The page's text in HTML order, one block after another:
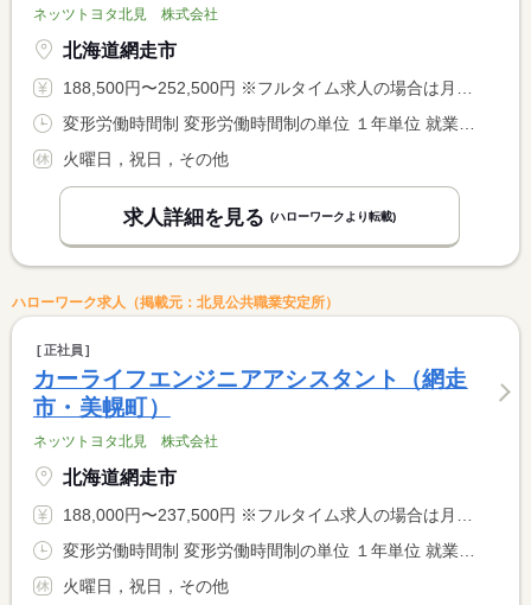
ネッツトヨタ北見 株式会社
北海道網走市
188,500円〜252,500円 ※フルタイム求人の場合は月額（換算額）、パート求人の場合は時間額を表示しています。
火曜日，祝日，その他
求人詳細を見る (ハローワークより転載)
ハローワーク求人（掲載元：北見公共職業安定所）
正社員
カーライフエンジニアアシスタント（網走
市・美幌町）
ネッツトヨタ北見 株式会社
北海道網走市
188,000円〜237,500円 ※フルタイム求人の場合は月額（換算額）、パート求人の場合は時間額を表示しています。
火曜日，祝日，その他